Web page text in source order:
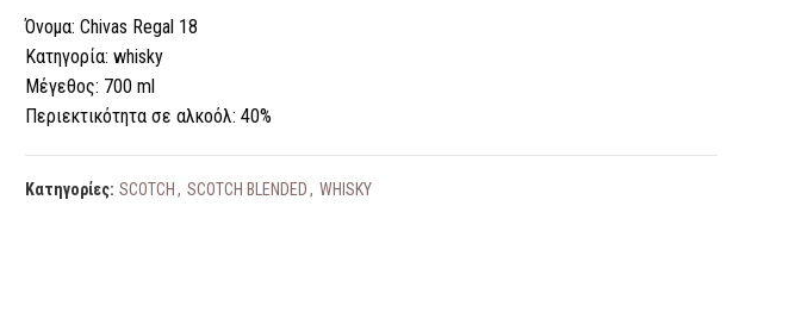
Όνομα: Chivas Regal 18
Κατηγορία: whisky
Μέγεθος: 700 ml
Περιεκτικότητα σε αλκοόλ: 40%
Κατηγορίες: SCOTCH , SCOTCH BLENDED, WHISKY